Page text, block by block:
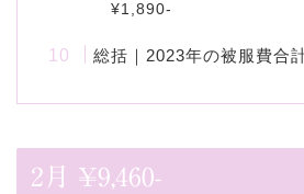
¥1,890-
総括｜2023年の被服費合
2月 ¥9,460-